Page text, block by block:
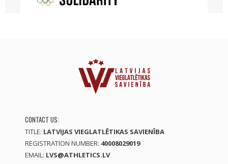
CONTACT US:
TITLE: LATVIJAS VIEGLATLĒTIKAS SAVIENĪBA
REGISTRATION NUMBER: 40008029019
EMAIL: LVS@ATHLETICS.LV